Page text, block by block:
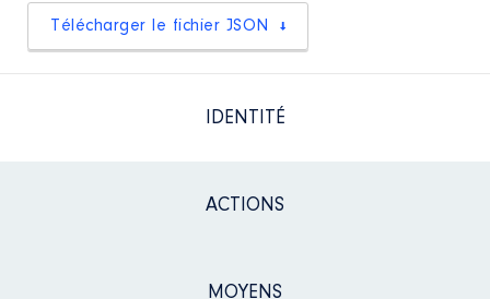
Télécharger le fichier JSON
IDENTITÉ
ACTIONS
MOYENS